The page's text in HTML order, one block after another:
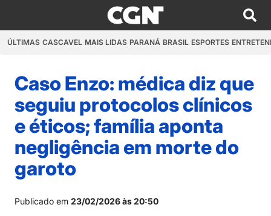
ÚLTIMAS CASCAVEL MAIS LIDAS PARANÁ BRASIL ESPORTES
Caso Enzo: médica diz que
seguiu protocolos clínicos
e éticos; família aponta
negligência em morte do
garoto
Publicado em 23/02/2026 às 20:50